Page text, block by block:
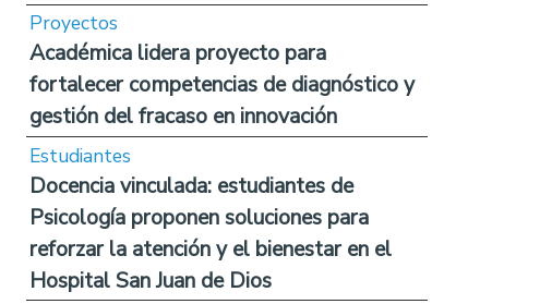
Proyectos
Académica lidera proyecto para
fortalecer competencias de diagnóstico y
gestión del fracaso en innovación
Estudiantes
Docencia vinculada: estudiantes de
Psicología proponen soluciones para
reforzar la atención y el bienestar en el
Hospital San Juan de Dios